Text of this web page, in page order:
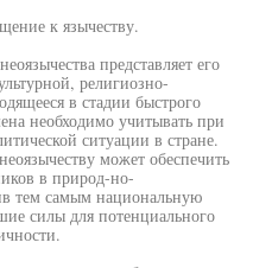
к язычеству.
представляет его
религиозно-
в стадии быстрого
необходимо учитывать при
ситуации в стране.
может обеспечить
в природ-но-
тем самым национальную
силы для потенциального